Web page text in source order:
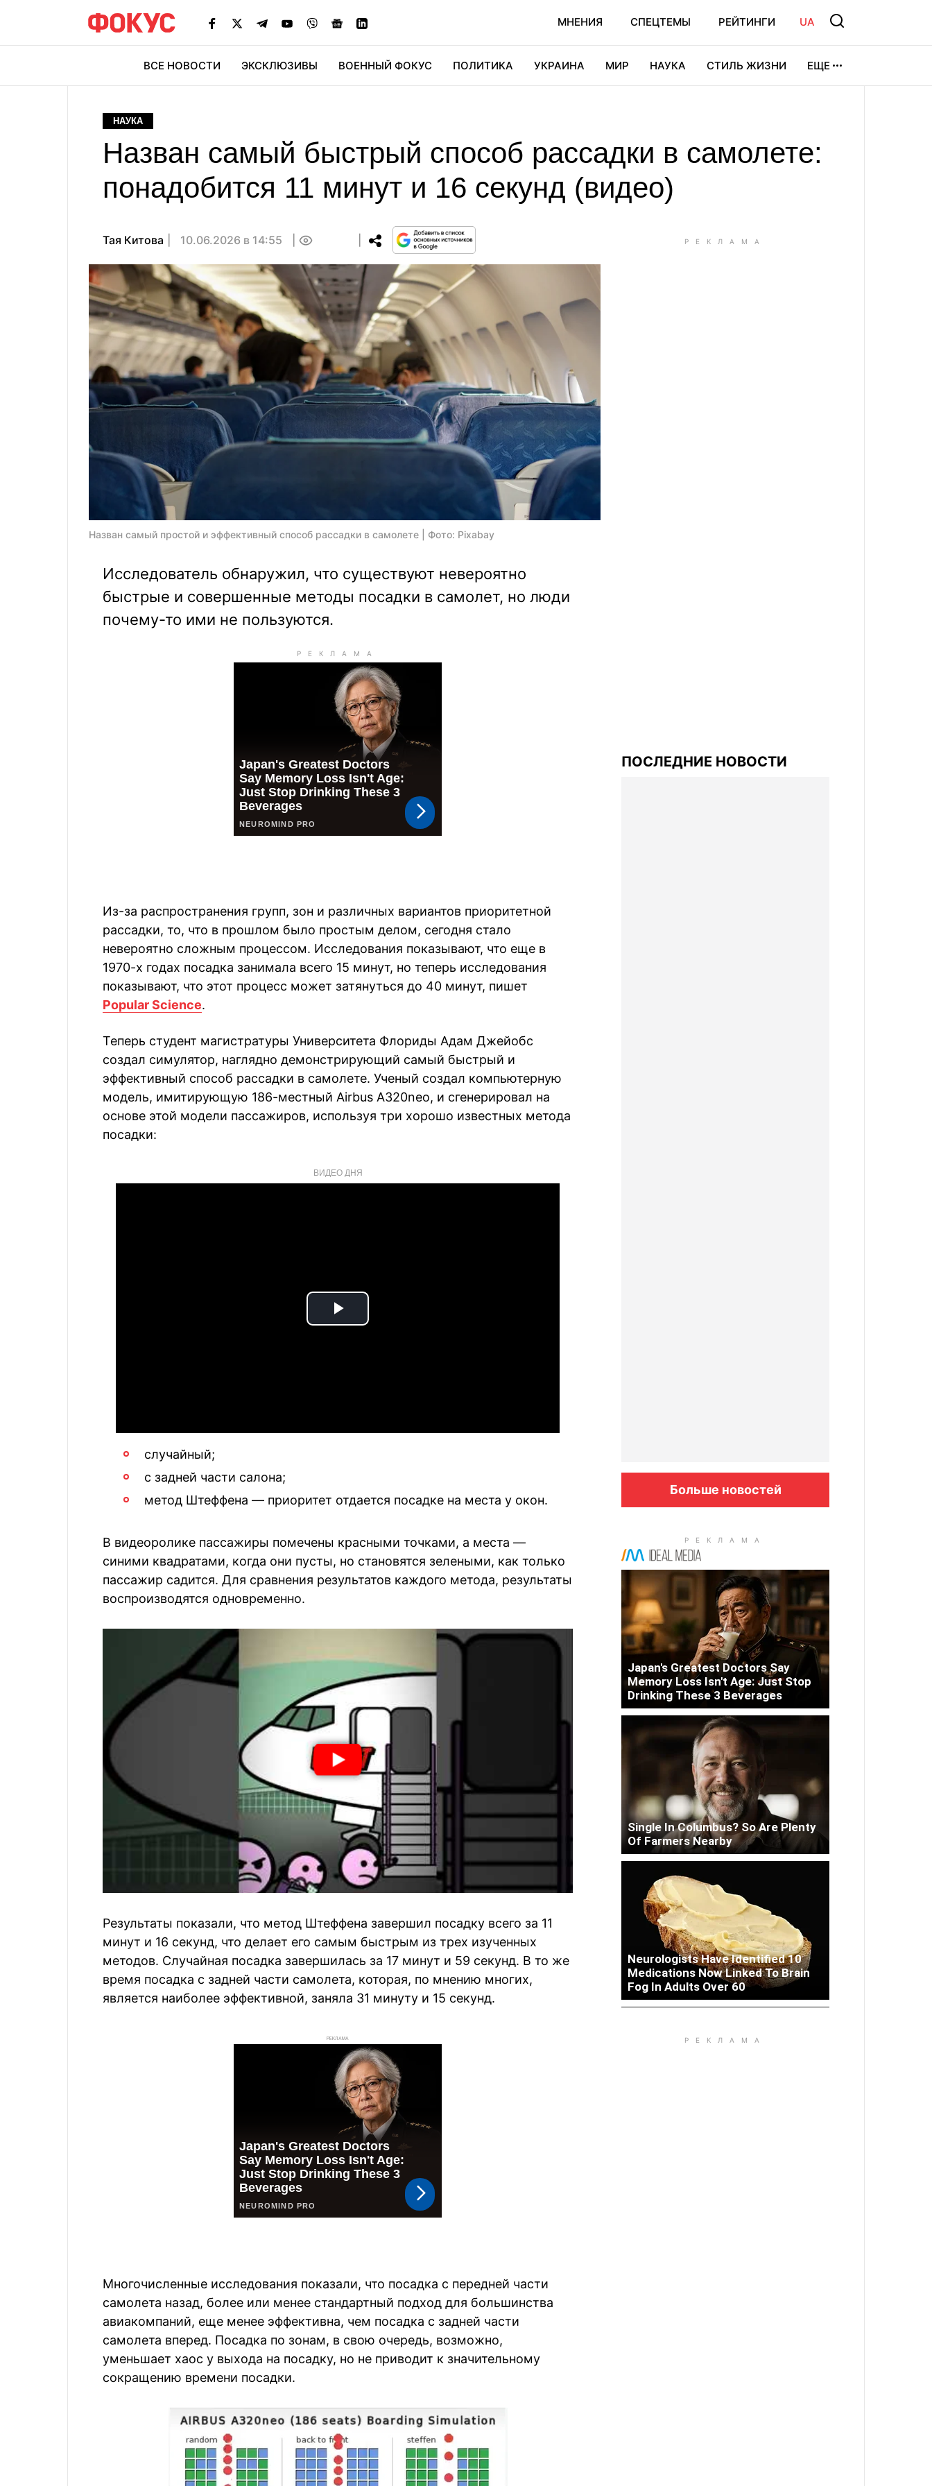
МНЕНИЯ СПЕЦТЕМЫ РЕЙТИНГИ UA
ВСЕ НОВОСТИ ЭКСКЛЮЗИВЫ ВОЕННЫЙ ФОКУС ПОЛИТИКА УКРАИНА МИР НАУКА СТИЛЬ ЖИЗНИ ЕЩЕ
НАУКА
Назван самый быстрый способ рассадки в самолете:
понадобится 11 минут и 16 секунд (видео)
Тая Китова 10.06.2026 в 14:55
Назван самый простой и эффективный способ рассадки в самолете | Фото: Pixabay
Исследователь обнаружил, что существуют невероятно
быстрые и совершенные методы посадки в самолет, но люди
почему-то ими не пользуются.
Из-за распространения групп, зон и различных вариантов приоритетной
рассадки, то, что в прошлом было простым делом, сегодня стало
невероятно сложным процессом. Исследования показывают, что еще в
1970-х годах посадка занимала всего 15 минут, но теперь исследования
показывают, что этот процесс может затянуться до 40 минут, пишет
Popular Science.
Теперь студент магистратуры Университета Флориды Адам Джейобс
создал симулятор, наглядно демонстрирующий самый быстрый и
эффективный способ рассадки в самолете. Ученый создал компьютерную
модель, имитирующую 186-местный Airbus A320neo, и сгенерировал на
основе этой модели пассажиров, используя три хорошо известных метода
посадки:
ВИДЕО ДНЯ
Play
случайный;
с задней части салона;
метод Штеффена — приоритет отдается посадке на места у окон.
В видеоролике пассажиры помечены красными точками, а места —
синими квадратами, когда они пусты, но становятся зелеными, как только
пассажир садится. Для сравнения результатов каждого метода, результаты
воспроизводятся одновременно.
Результаты показали, что метод Штеффена завершил посадку всего за 11
минут и 16 секунд, что делает его самым быстрым из трех изученных
методов. Случайная посадка завершилась за 17 минут и 59 секунд. В то же
время посадка с задней части самолета, которая, по мнению многих,
является наиболее эффективной, заняла 31 минуту и 15 секунд.
РЕКЛАМА
Многочисленные исследования показали, что посадка с передней части
самолета назад, более или менее стандартный подход для большинства
авиакомпаний, еще менее эффективна, чем посадка с задней части
самолета вперед. Посадка по зонам, в свою очередь, возможно,
уменьшает хаос у выхода на посадку, но не приводит к значительному
сокращению времени посадки.
ПОСЛЕДНИЕ НОВОСТИ
Больше новостей